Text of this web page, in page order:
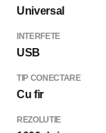
Universal
INTERFETE
USB
TIP CONECTARE
Cu fir
REZOLUTIE